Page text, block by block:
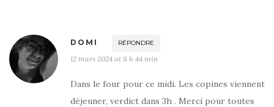
DOMI RÉPONDRE
12 mars 2024 at 8 h 44 min
Dans le four pour ce midi. Les copines viennent
déjeuner, verdict dans 3h . Merci pour toutes